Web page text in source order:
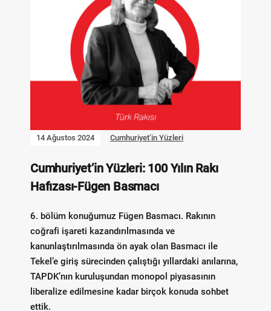
14 Ağustos 2024 Cumhuriyet’in Yüzleri
Cumhuriyet’in Yüzleri: 100 Yılın Rakı
Hafızası-Fügen Basmacı
6. bölüm konuğumuz Fügen Basmacı. Rakının
coğrafi işareti kazandırılmasında ve
kanunlaştırılmasında ön ayak olan Basmacı ile
Tekel’e giriş sürecinden çalıştığı yıllardaki anılarına,
TAPDK’nın kuruluşundan monopol piyasasının
liberalize edilmesine kadar birçok konuda sohbet
ettik.